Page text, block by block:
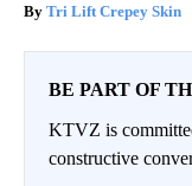
Tri Lift Crepey Skin
BE PART OF
KTVZ is
constructive